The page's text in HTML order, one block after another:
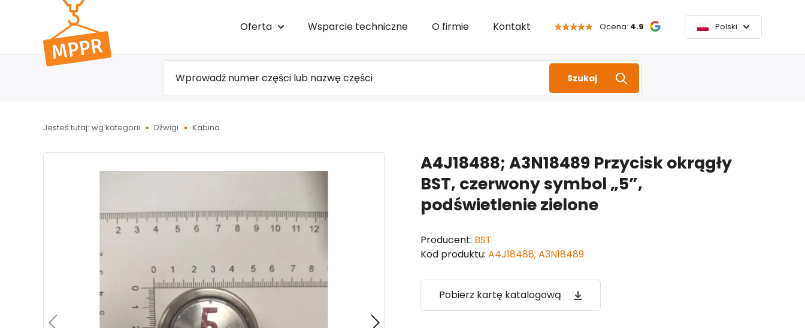
do menu
głównego
Oferta Wsparcie techniczne O firmie Kontakt Ocena: 4.9 Polski
Szukaj
Jesteś tutaj: wg kategorii Dźwigi Kabina
A4J18488; A3N18489 Przycisk okrągły
BST, czerwony symbol „5”,
podświetlenie zielone
Producent: BST
Kod produktu: A4J18488; A3N18489
Pobierz kartę katalogową